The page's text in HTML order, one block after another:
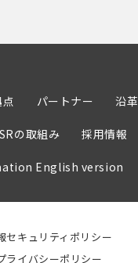
パートナー 沿革
の取組み 採用情報
English version
セキュリティポリシー
ライバシーポリシー